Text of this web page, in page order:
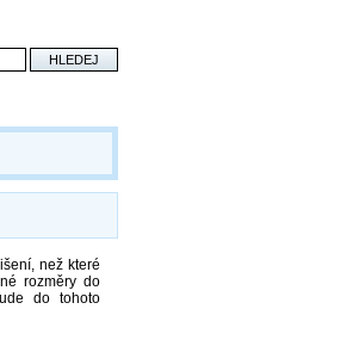
než které
rozměry do
do tohoto